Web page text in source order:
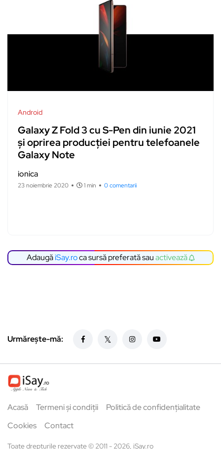
Android
Galaxy Z Fold 3 cu S-Pen din iunie 2021
și oprirea producției pentru telefoanele
Galaxy Note
ionica
23 noiembrie 2020 1 min 0 comentarii
AdaugăiSay.roca sursă preferată sauactivează
Urmărește-mă:
Acasă Termeni și condiții
Politică de confidențialitate
Cookies
Contact
Toate drepturile rezervate © 2011 - 2026, iSay.ro